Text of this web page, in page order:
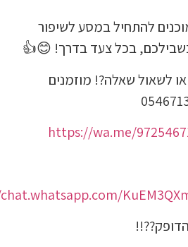
במסע לשיפור
בכל צעד בדרך! 😊👍
שאלה?! מוזמנים
https://wa.me/
https://chat.whatsapp.com/